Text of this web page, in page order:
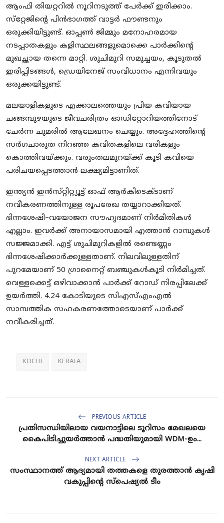
ആംഫി തിയറ്ററിൽ നൂറിനടുത്ത്‌ പേർക്ക്‌ ഇരിക്കാം.
സ്‌റ്റേജിന്റെ പിൻഭാഗത്ത്‌ വാട്ടർ ഫൗണ്ടനും
ഒരുക്കിയിട്ടുണ്ട്. ഓപ്പൺ ജിമ്മും മനോഹരമായ
നടപ്പാതകളും കളിസ്ഥലങ്ങളുമൊക്കെ പാർക്കിന്റെ
മുഖച്ഛായ തന്നെ മാറ്റി. ശുചിമുറി സമുച്ചയം, കൂടുതൽ
ഇരിപ്പിടങ്ങൾ, ഡ്രെയിനേജ്‌ സംവിധാനം എന്നിവയും
ഒരുക്കയിട്ടുണ്ട്‌.
മലയാളികളുടെ എക്കാലത്തെയും പ്രിയ കവിയായ
ചങ്ങമ്പുഴയുടെ ജീവചരിത്രം ഓഡിറ്റോറിയത്തിനോട്‌
ചേർന്ന ചുമരിൽ ആലേഖനം ചെയ്യും. അദ്ദേഹത്തിന്റെ
സർഗചാരുത നിറഞ്ഞ കവിതകളിലെ വരികളും
കൊത്തിവയ്‌ക്കും. വരുംതലമുറയ്‌ക്ക്‌ കൂടി കവിയെ
പരിചയപ്പെടത്താൻ ലക്ഷ്യമിട്ടാണിത്.
ഇന്ത്യൻ ഇൻസ്‌റ്റിറ്റ്യൂട്ട്‌ ഓഫ്‌ ആർകിടെക്ടാണ്‌
നവീകരണത്തിനുള്ള രൂപരേഖ തയ്യാറാക്കിയത്‌.
ഭിന്നശേഷി–വയോജന സൗഹൃദമാണ്‌ നിർമിതികൾ
എല്ലാം. ഇവർക്ക്‌ അനായാസമായി എത്താൻ റാമ്പുകൾ
സജ്ജമാക്കി. എട്ട്‌ ശുചിമുറികളിൽ രണ്ടെണ്ണം
ഭിന്നശേഷിക്കാർക്കുള്ളതാണ്‌. നിലവിലുള്ളതിന്‌
പുറമേയാണ്‌ 50 ഗ്രാനൈറ്റ്‌ ബഞ്ചുകൾകൂടി നിർമിച്ചത്‌.
വെള്ളക്കെട്ട്‌ ഒഴിവാക്കാൻ പാർക്ക്‌ റോഡ്‌ നിരപ്പിലേക്ക്‌
ഉയർത്തി. 4.24 കോടിയുടെ സിഎസ്‌എംഎൽ
സാമ്പത്തിക സഹകരണത്തോടെയാണ്‌ പാർക്ക്‌
നവീകരിച്ചത്‌.
KOCHI KERALA
PREVIOUS ARTICLE
പ്രതിസന്ധിയിലായ വയനാട്ടിലെ ടൂറിസം മേഖലയെ
കൈപിടിച്ചുയർത്താന്‍ പദ്ധതിയുമായി WDM-ഉം...
NEXT ARTICLE
സംസ്ഥാനത്ത് ആദ്യമായി തത്തകളെ തുരത്താൻ കൃഷി
വകുപ്പിന്റെ സ്പെഷ്യൽ ടീം